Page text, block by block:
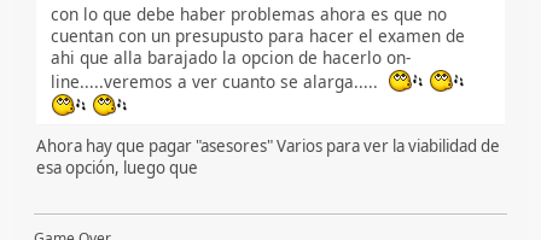
con lo que debe haber problemas ahora es que no
cuentan con un presupusto para hacer el examen de
ahi que alla barajado la opcion de hacerlo on-
line.....veremos a ver cuanto se alarga.....
Ahora hay que pagar "asesores" Varios para ver la viabilidad de
esa opción, luego que